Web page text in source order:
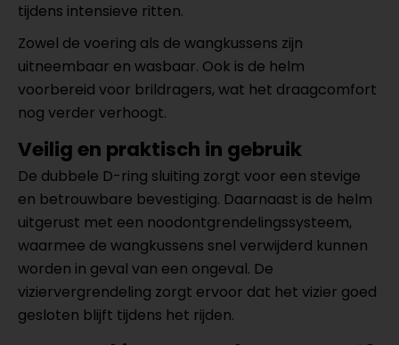
tijdens intensieve ritten.
Zowel de voering als de wangkussens zijn
uitneembaar en wasbaar. Ook is de helm
voorbereid voor brildragers, wat het draagcomfort
nog verder verhoogt.
Veilig en praktisch in gebruik
De dubbele D-ring sluiting zorgt voor een stevige
en betrouwbare bevestiging. Daarnaast is de helm
uitgerust met een noodontgrendelingssysteem,
waarmee de wangkussens snel verwijderd kunnen
worden in geval van een ongeval. De
viziervergrendeling zorgt ervoor dat het vizier goed
gesloten blijft tijdens het rijden.